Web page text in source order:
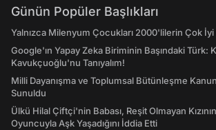
Günün Popüler Başlıkları
Yalnızca Milenyum Çocukları 2000'lilerin Çok
Google'ın Yapay Zeka Biriminin Başındaki Türk:
Kavukçuoğlu'nu Tanıyalım!
Milli Dayanışma ve Toplumsal Bütünleşme
Sunuldu
Ülkü Hilal Çiftçi'nin Babası, Reşit Olmayan
Oyuncuyla Aşk Yaşadığını İddia Etti